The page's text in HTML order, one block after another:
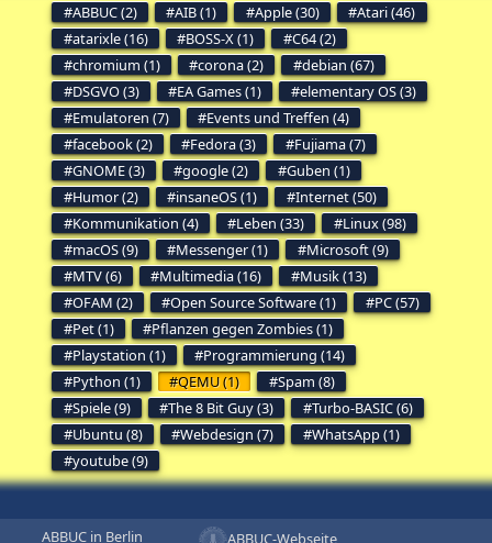
ABBUC (2) AIB (1) Apple (30)
Atari (46)
atarixle (16)
BOSS-X (1)
C64 (2)
chromium (1)
corona (2)
debian (67)
DSGVO (3)
EA Games (1)
elementary OS (3)
Emulatoren (7)
Events und Treffen (4)
facebook (2)
Fedora (3)
Fujiama (7)
GNOME (3)
google (2)
Guben (1)
Humor (2)
insaneOS (1)
Internet (50)
Kommunikation (4)
Leben (33)
Linux (98)
macOS (9)
Messenger (1)
Microsoft (9)
MTV (6)
Multimedia (16)
Musik (13)
OFAM (2)
Open Source Software (1)
PC (57)
Pet (1)
Pflanzen gegen Zombies (1)
Playstation (1)
Programmierung (14)
Python (1)
QEMU (1)
Spam (8)
Spiele (9)
The 8 Bit Guy (3)
Turbo-BASIC (6)
Ubuntu (8)
Webdesign (7)
WhatsApp (1)
youtube (9)
ABBUC in Berlin